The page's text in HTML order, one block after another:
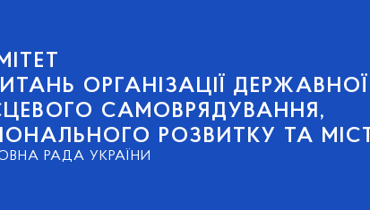
ОРГАНІЗАЦІЇ
САМОВРЯДУВАННЯ,
РОЗВИТКУ ТА
РАДА УКРАЇНИ